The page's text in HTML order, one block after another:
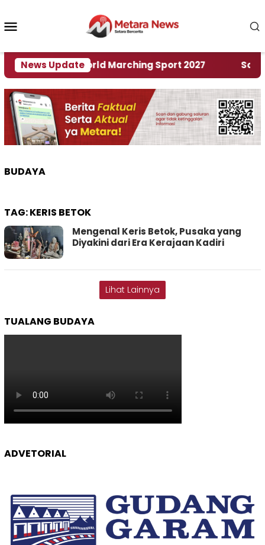
konten
News Update
Rumah World Marching Sport 2027 ‎Soal
BUDAYA
TAG:KERIS BETOK
Mengenal Keris Betok, Pusaka yang
Diyakini dari Era Kerajaan Kadiri
Lihat Lainnya
TUALANG BUDAYA
ADVETORIAL